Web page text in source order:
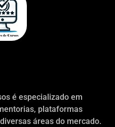
é especializado em
plataformas
áreas do mercado.